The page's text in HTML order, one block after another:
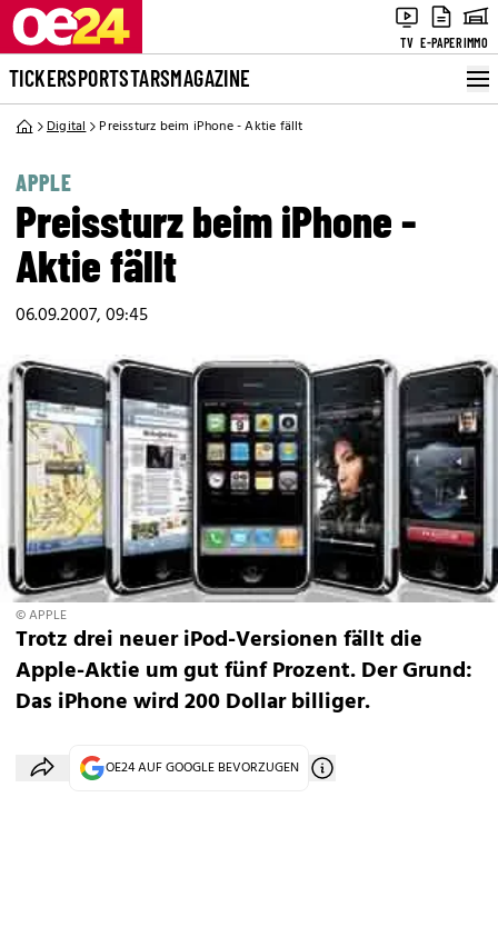
TV E-PAPERIMMO
TICKERSPORTSTARSMAGAZINE
Digital Preissturz beim iPhone - Aktie fällt
APPLE
Preissturz beim iPhone -
Aktie fällt
06.09.2007, 09:45
© APPLE
Trotz drei neuer iPod-Versionen fällt die
Apple-Aktie um gut fünf Prozent. Der Grund:
Das iPhone wird 200 Dollar billiger.
OE24 AUF GOOGLE BEVORZUGEN